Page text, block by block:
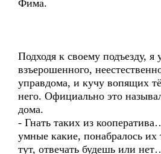
Фима.
Подходя к своему подъезду, я
взъерошенного,
управдома, и кучу вопящих
него. Официально это
дома.
- Гнать таких из
умные какие, понабралось
тут, отвечать будешь или